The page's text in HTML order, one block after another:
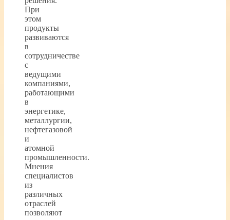
При
этом
продукты
развиваются
в
сотрудничестве
с
ведущими
компаниями,
работающими
в
энергетике,
металлургии,
нефтегазовой
и
атомной
промышленности.
Мнения
специалистов
из
различных
отраслей
позволяют